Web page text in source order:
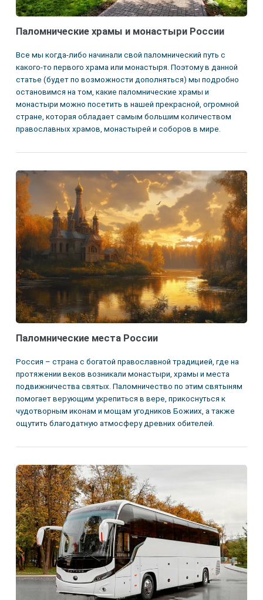
Паломнические храмы и монастыри России
Все мы когда-либо начинали свой паломнический путь с
какого-то первого храма или монастыря. Поэтому в данной
статье (будет по возможности дополняться) мы подробно
остановимся на том, какие паломнические храмы и
монастыри можно посетить в нашей прекрасной, огромной
стране, которая обладает самым большим количеством
православных храмов, монастырей и соборов в мире.
Паломнические места России
Россия – страна с богатой православной традицией, где на
протяжении веков возникали монастыри, храмы и места
подвижничества святых. Паломничество по этим святыням
помогает верующим укрепиться в вере, прикоснуться к
чудотворным иконам и мощам угодников Божиих, а также
ощутить благодатную атмосферу древних обителей.